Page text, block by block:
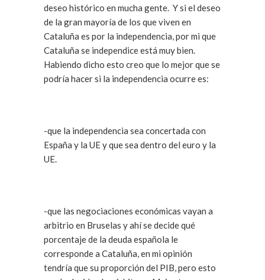
deseo histórico en mucha gente. Y si el deseo
de la gran mayoría de los que viven en
Cataluña es por la independencia, por mi que
Cataluña se independice está muy bien.
Habiendo dicho esto creo que lo mejor que se
podría hacer si la independencia ocurre es:
-que la independencia sea concertada con
España y la UE y que sea dentro del euro y la
UE.
-que las negociaciones económicas vayan a
arbitrio en Bruselas y ahí se decide qué
porcentaje de la deuda española le
corresponde a Cataluña, en mi opinión
tendría que su proporción del PIB, pero esto